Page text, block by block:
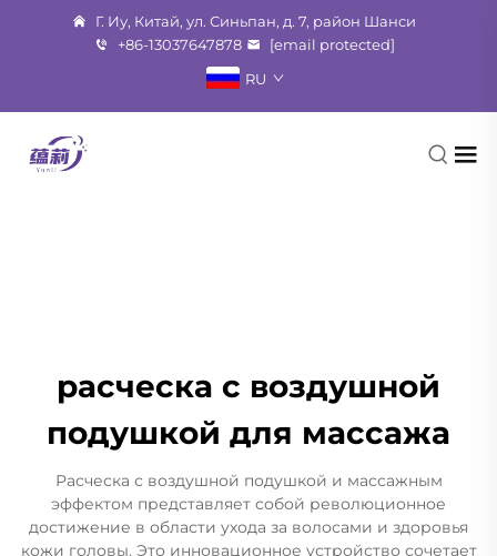
Г. Иу, Китай, ул. Синьпан, д. 7, район Шанси
+86-13037647878
[email protected]
RU
расческа с воздушной
подушкой для массажа
Расческа с воздушной подушкой и массажным
эффектом представляет собой революционное
достижение в области ухода за волосами и здоровья
кожи головы. Это инновационное устройство сочетает